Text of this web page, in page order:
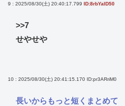
9 : 2025/08/30(土) 20:40:17.799 ID:8rbYalD50
>>7
せやせや
10 : 2025/08/30(土) 20:41:15.170 ID:pr3ARriM0
長いからもっと短くまとめて